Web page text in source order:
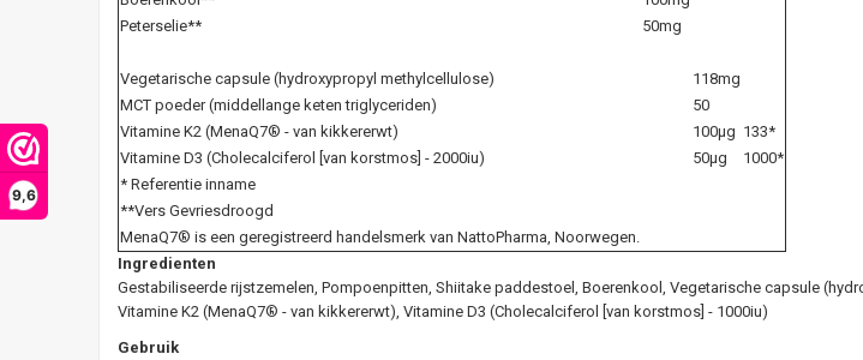
9,6
Peterselie**
50mg
Vegetarische capsule (hydroxypropyl methylcellulose)
118mg
MCT poeder (middellange keten triglyceriden)
50
Vitamine K2 (MenaQ7® - van kikkererwt)
100µg 133*
Vitamine D3 (Cholecalciferol [van korstmos] - 2000iu)
50µg
1000*
* Referentie inname
**Vers Gevriesdroogd
MenaQ7® is een geregistreerd handelsmerk van NattoPharma, Noorwegen.
Ingredienten
Gestabiliseerde rijstzemelen, Pompoenpitten, Shiitake paddestoel, Boerenkool, Vegetarische capsule
Vitamine K2 (MenaQ7® - van kikkererwt), Vitamine D3 (Cholecalciferol [van korstmos] - 1000iu)
Gebruik